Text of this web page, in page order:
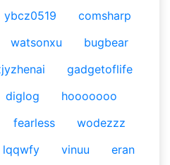
ybcz0519
comsharp
watsonxu
bugbear
gadgetoflife
diglog
hooooooo
fearless
wodezzz
lqqwfy vinuu
eran